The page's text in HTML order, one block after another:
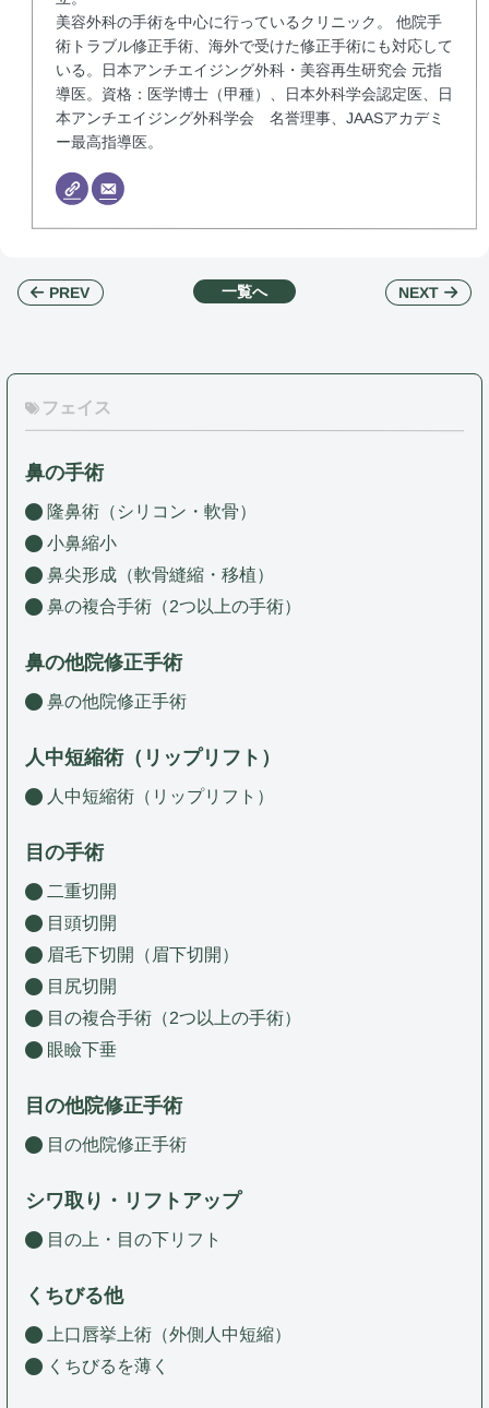
美容外科の手術を中心に行っているクリニック。 他院手
術トラブル修正手術、海外で受けた修正手術にも対応して
いる。日本アンチエイジング外科・美容再生研究会 元指
導医。資格：医学博士（甲種）、日本外科学会認定医、日
本アンチエイジング外科学会 名誉理事、JAASアカデミ
ー最高指導医。
PREV 一覧へ NEXT
フェイス
鼻の手術
隆鼻術（シリコン・軟骨）
小鼻縮小
鼻尖形成（軟骨縫縮・移植）
鼻の複合手術（2つ以上の手術）
鼻の他院修正手術
鼻の他院修正手術
人中短縮術（リップリフト）
人中短縮術（リップリフト）
目の手術
二重切開
目頭切開
眉毛下切開（眉下切開）
目尻切開
目の複合手術（2つ以上の手術）
眼瞼下垂
目の他院修正手術
目の他院修正手術
シワ取り・リフトアップ
目の上・目の下リフト
くちびる他
上口唇挙上術（外側人中短縮）
くちびるを薄く